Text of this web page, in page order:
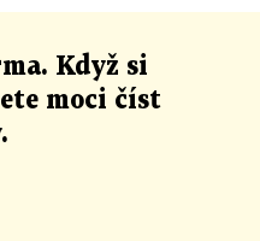
Když si
moci číst
.